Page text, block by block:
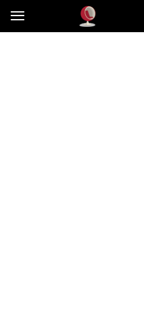
Dekoteria.pl